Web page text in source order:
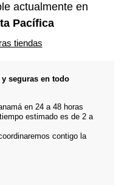
actualmente en
Pacífica
tiendas
seguras en todo
en 24 a 48 horas
estimado es de 2 a
contigo la